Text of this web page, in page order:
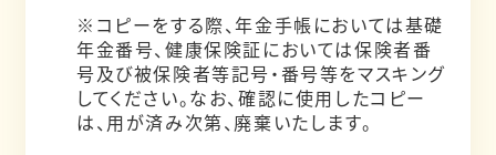
※コピーをする際、年金手帳においては基礎
年金番号、健康保険証においては保険者番
号及び被保険者等記号・番号等をマスキング
してください。なお、確認に使用したコピー
は、用が済み次第、廃棄いたします。